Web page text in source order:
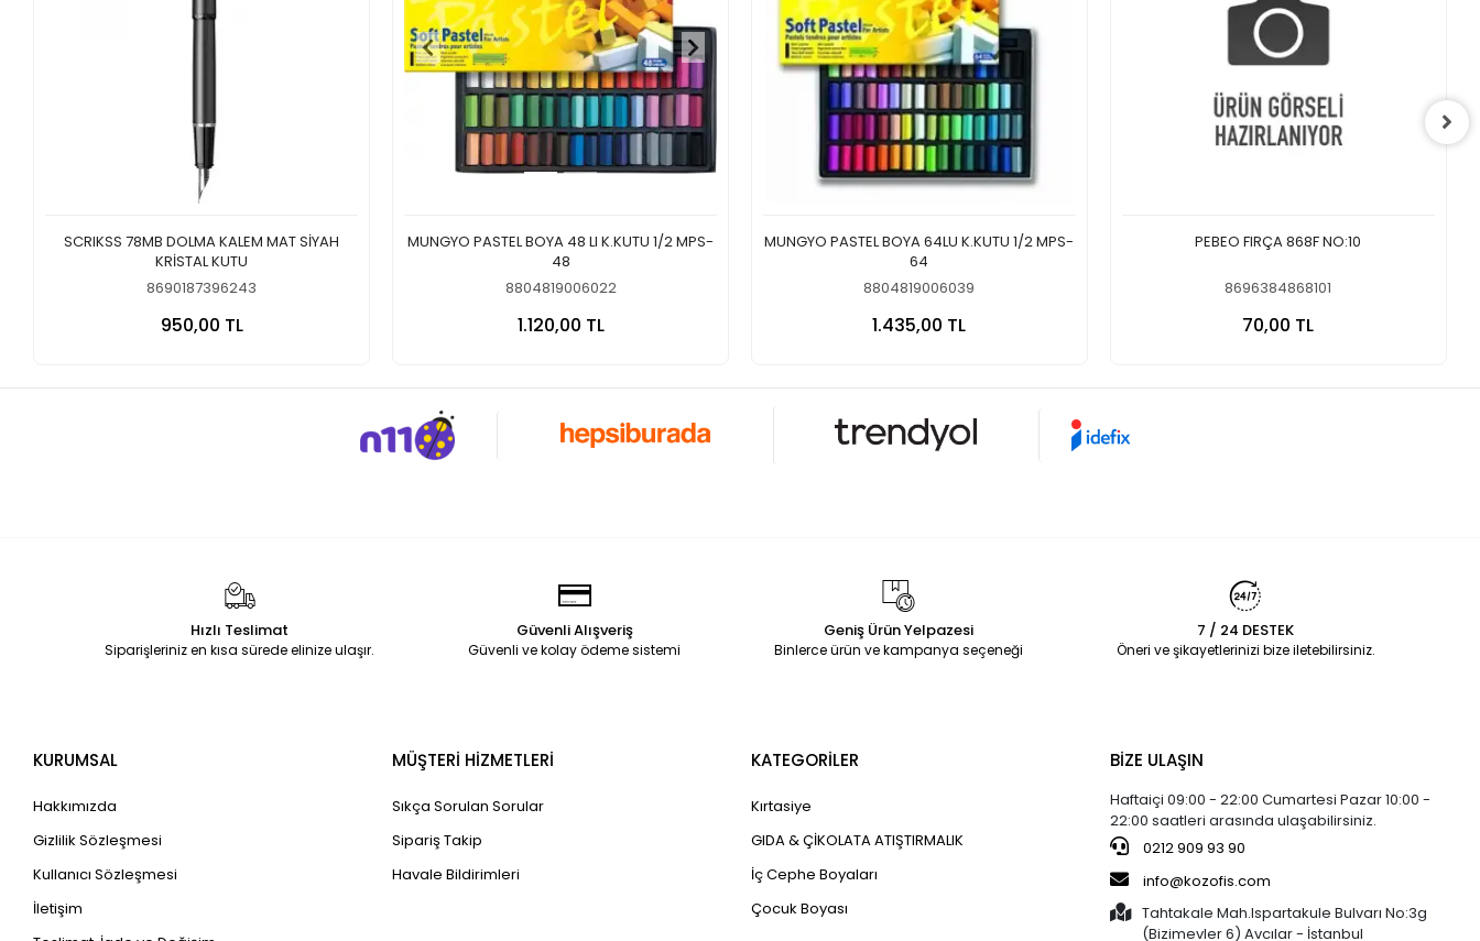
SCRIKSS 78MB DOLMA KALEM MAT SİYAH
KRİSTAL KUTU
8690187396243
950,00 TL
MUNGYO PASTEL BOYA 48 LI K.KUTU 1/2 MPS-
48
8804819006022
1.120,00 TL
MUNGYO PASTEL BOYA 64LU K.KUTU 1/2 MPS-
64
8804819006039
1.435,00 TL
PEBEO FIRÇA 868F NO:10
8696384868101
70,00 TL
Hızlı Teslimat
Siparişleriniz en kısa sürede elinize ulaşır.
Güvenli Alışveriş
Güvenli ve kolay ödeme sistemi
Geniş Ürün Yelpazesi
Binlerce ürün ve kampanya seçeneği
7 / 24 DESTEK
Öneri ve şikayetlerinizi bize iletebilirsiniz.
KURUMSAL
Hakkımızda
Gizlilik Sözleşmesi
Kullanıcı Sözleşmesi
İletişim
MÜŞTERİ HİZMETLERİ
Sıkça Sorulan Sorular
Sipariş Takip
Havale Bildirimleri
KATEGORİLER
Kırtasiye
GIDA & ÇİKOLATA ATIŞTIRMALIK
İç Cephe Boyaları
Çocuk Boyası
BİZE ULAŞIN
Haftaiçi 09:00 - 22:00 Cumartesi Pazar 10:00 -
22:00 saatleri arasında ulaşabilirsiniz.
0212 909 93 90
info@kozofis.com
Tahtakale Mah.Ispartakule Bulvarı No:3g
(Bizimevler 6) Avcılar - İstanbul